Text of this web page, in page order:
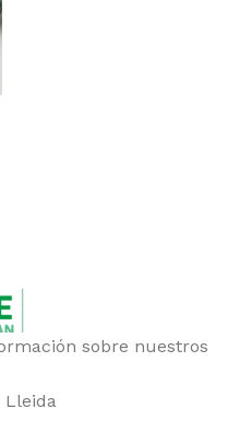
sobre nuestros
Lleida